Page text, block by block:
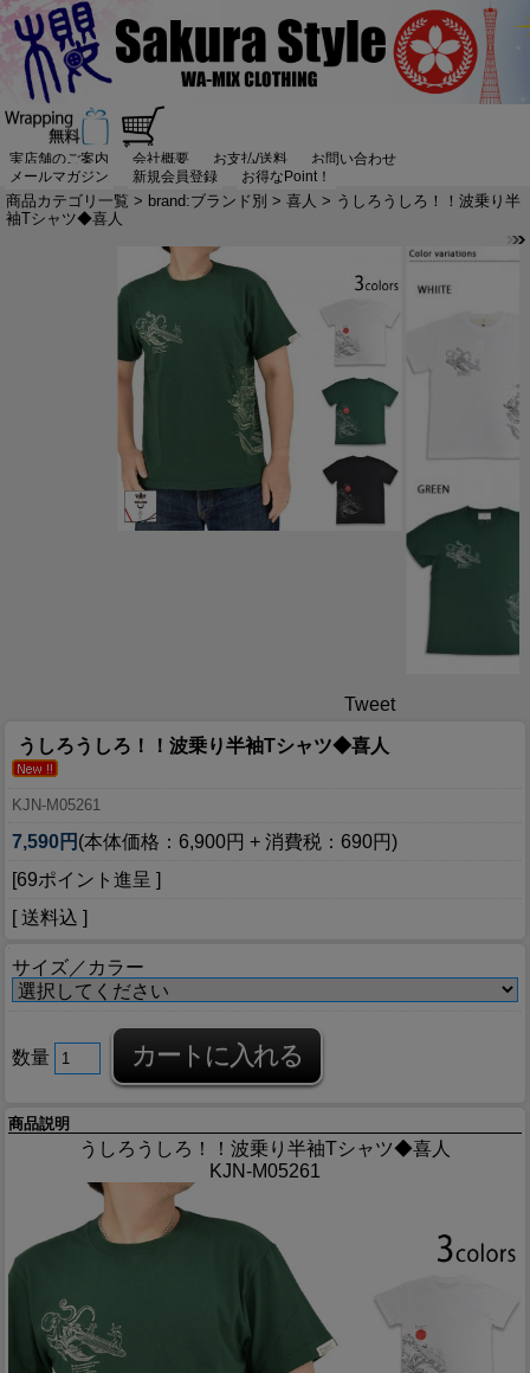
実店舗のご案内 会社概要 お支払/送料
お問い合わせ
メールマガジン
新規会員登録 お得なPoint！
商品カテゴリ一覧 > brand:ブランド別 > 喜人 > うしろうしろ！！波乗り半
袖Tシャツ◆喜人
Tweet
うしろうしろ！！波乗り半袖Tシャツ◆喜人
KJN-M05261
7,590円 (本体価格：6,900円 + 消費税：690円)
[69ポイント進呈 ]
[ 送料込 ]
サイズ／カラー
数量
商品説明
うしろうしろ！！波乗り半袖Tシャツ◆喜人
KJN-M05261